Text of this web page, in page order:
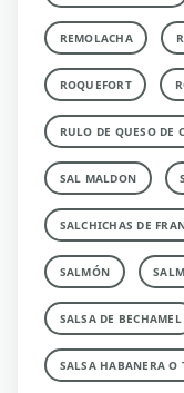
REMOLACHA
ROQUEFORT
RULO DE QUESO DE
SAL MALDON
SALCHICHAS DE
SALMÓN
SALSA DE BECHAMEL
SALSA HABANERA O